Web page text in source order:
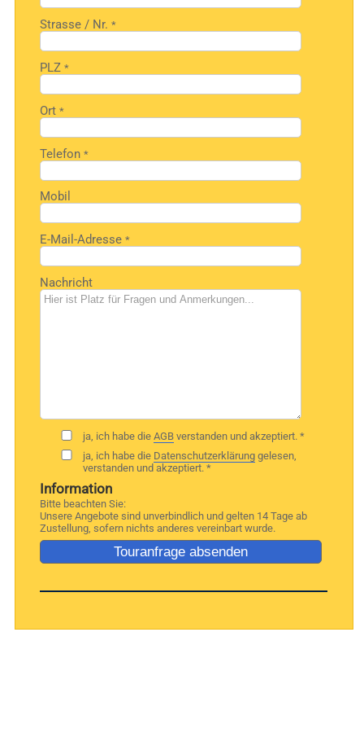
Strasse / Nr.*
PLZ*
Ort*
Telefon*
Mobil
E-Mail-Adresse*
Nachricht
ja, ich habe dieAGB verstanden und akzeptiert. *
ja, ich habe die Datenschutzerklärung gelesen,
verstanden und akzeptiert. *
Information
Bitte beachten Sie:
Unsere Angebote sind unverbindlich und gelten 14 Tage ab
Zustellung, sofern nichts anderes vereinbart wurde.